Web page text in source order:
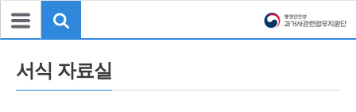
서식 자료실